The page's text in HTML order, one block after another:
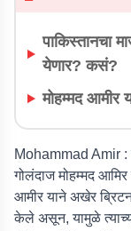
पाकिस्तानचा
येणार? कसं?
मोहम्मद आमीर
Mohammad Amir :
गोलंदाज मोहम्मद आमिर
आमीर याने अखेर
केले असून, यामुळे